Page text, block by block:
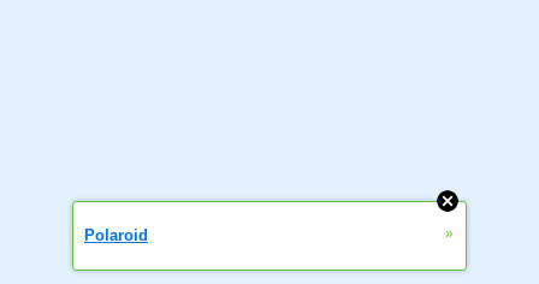
Polaroid »